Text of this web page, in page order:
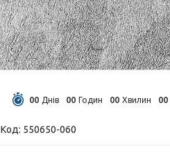
00 Днів 00 Годин 00 Хвилин 00
Код: 550650-060